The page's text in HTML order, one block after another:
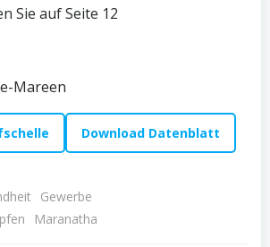
Sie auf Seite 12
Mareen
Download Datenblatt
Gewerbe
Maranatha